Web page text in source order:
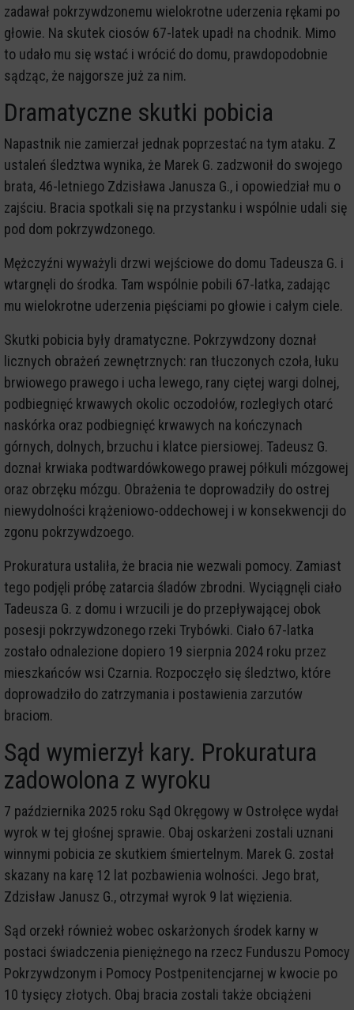
zadawał pokrzywdzonemu wielokrotne uderzenia rękami po
głowie. Na skutek ciosów 67-latek upadł na chodnik. Mimo
to udało mu się wstać i wrócić do domu, prawdopodobnie
sądząc, że najgorsze już za nim.
Dramatyczne skutki pobicia
Napastnik nie zamierzał jednak poprzestać na tym ataku. Z
ustaleń śledztwa wynika, że Marek G. zadzwonił do swojego
brata, 46-letniego Zdzisława Janusza G., i opowiedział mu o
zajściu. Bracia spotkali się na przystanku i wspólnie udali się
pod dom pokrzywdzonego.
Mężczyźni wyważyli drzwi wejściowe do domu Tadeusza G. i
wtargnęli do środka. Tam wspólnie pobili 67-latka, zadając
mu wielokrotne uderzenia pięściami po głowie i całym ciele.
Skutki pobicia były dramatyczne. Pokrzywdzony doznał
licznych obrażeń zewnętrznych: ran tłuczonych czoła, łuku
brwiowego prawego i ucha lewego, rany ciętej wargi dolnej,
podbiegnięć krwawych okolic oczodołów, rozległych otarć
naskórka oraz podbiegnięć krwawych na kończynach
górnych, dolnych, brzuchu i klatce piersiowej. Tadeusz G.
doznał krwiaka podtwardówkowego prawej półkuli mózgowej
oraz obrzęku mózgu. Obrażenia te doprowadziły do ostrej
niewydolności krążeniowo-oddechowej i w konsekwencji do
zgonu pokrzywdzoego.
Prokuratura ustaliła, że bracia nie wezwali pomocy. Zamiast
tego podjęli próbę zatarcia śladów zbrodni. Wyciągnęli ciało
Tadeusza G. z domu i wrzucili je do przepływającej obok
posesji pokrzywdzonego rzeki Trybówki. Ciało 67-latka
zostało odnalezione dopiero 19 sierpnia 2024 roku przez
mieszkańców wsi Czarnia. Rozpoczęło się śledztwo, które
doprowadziło do zatrzymania i postawienia zarzutów
braciom.
Sąd wymierzył kary. Prokuratura
zadowolona z wyroku
7 października 2025 roku Sąd Okręgowy w Ostrołęce wydał
wyrok w tej głośnej sprawie. Obaj oskarżeni zostali uznani
winnymi pobicia ze skutkiem śmiertelnym. Marek G. został
skazany na karę 12 lat pozbawienia wolności. Jego brat,
Zdzisław Janusz G., otrzymał wyrok 9 lat więzienia.
Sąd orzekł również wobec oskarżonych środek karny w
postaci świadczenia pieniężnego na rzecz Funduszu Pomocy
Pokrzywdzonym i Pomocy Postpenitencjarnej w kwocie po
10 tysięcy złotych. Obaj bracia zostali także obciążeni